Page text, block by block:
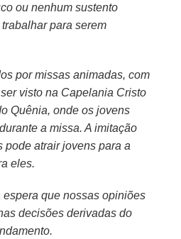
ou nenhum sustento
para serem
por missas animadas, com
visto na Capelania Cristo
Quênia, onde os jovens
a missa. A imitação
pode atrair jovens para a
eles.
que nossas opiniões
decisões derivadas do